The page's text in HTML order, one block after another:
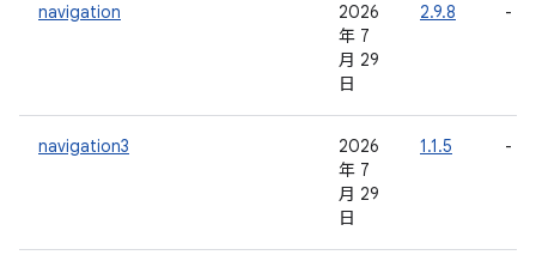
navigation
2026
年 7
月 29
日
2.9.8 -
navigation3
2026
年 7
月 29
日
1.1.5 -